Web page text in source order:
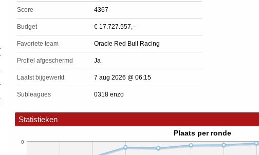
Score 4367
Budget € 17.727.557,–
Favoriete team Oracle Red Bull Racing
Profiel afgeschermd Ja
Laatst bijgewerkt 7 aug 2026 @ 06:15
Subleagues 0318 enzo
Statistieken
Plaats per ronde
0